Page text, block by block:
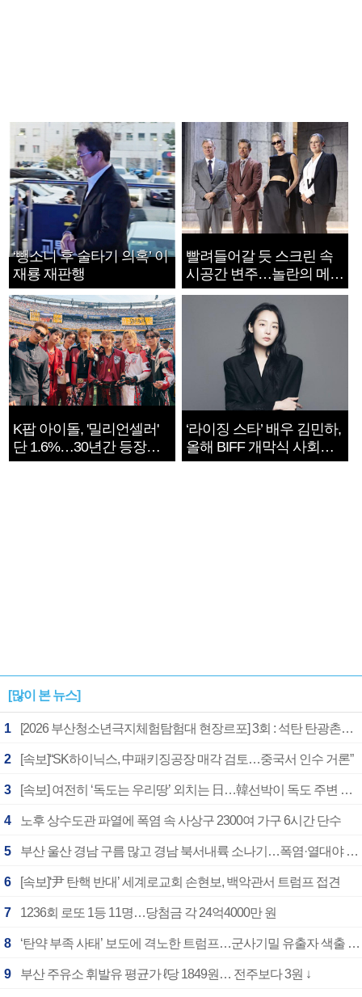
‘뺑소니 후 술타기 의혹’ 이
재룡 재판행
빨려들어갈 듯 스크린 속
시공간 변주…놀란의 메시
지는 ‘전쟁 속죄’
K팝 아이돌, '밀리언셀러'
단 1.6%…30년간 등장
1182개팀 전수조사
‘라이징 스타’ 배우 김민하,
올해 BIFF 개막식 사회자
확정
[많이 본 뉴스]
1 [2026 부산청소년극지체험탐험대 현장르포] 3회 : 석탄 탄광촌에서 북극 연구의 중심지로
2 [속보]“SK하이닉스, 中패키징공장 매각 검토…중국서 인수 거론”
3 [속보] 여전히 ‘독도는 우리땅’ 외치는 日…韓선박이 독도 주변 해양조사 활동하자 반발
4 노후 상수도관 파열에 폭염 속 사상구 2300여 가구 6시간 단수
5 부산 울산 경남 구름 많고 경남 북서내륙 소나기…폭염·열대야 계속
6 [속보]‘尹 탄핵 반대’ 세계로교회 손현보, 백악관서 트럼프 접견
7 1236회 로또 1등 11명…당첨금 각 24억4000만 원
8 ‘탄약 부족 사태’ 보도에 격노한 트럼프…군사기밀 유출자 색출 지시
9 부산 주유소 휘발유 평균가 ℓ당 1849원… 전주보다 3원 ↓